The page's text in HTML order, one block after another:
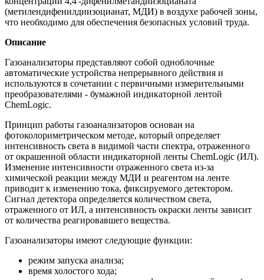
(метилендифенилдиизоцианат, МДИ) в воздухе рабочей зоны,
что необходимо для обеспечения безопасных условий труда.
Описание
Газоанализаторы представляют собой одноблочные
автоматические устройства непрерывного действия и
используются в сочетании с первичными измерительными
преобразователями - бумажной индикаторной лентой
ChemLogic.
Принцип работы газоанализаторов основан на
фотоколориметрическом методе, который определяет
интенсивность света в видимой части спектра, отраженного
от окрашенной области индикаторной ленты ChemLogic (ИЛ).
Изменение интенсивности отраженного света из-за
химической реакции между МДИ и реагентом на ленте
приводит к изменению тока, фиксируемого детектором.
Сигнал детектора определяется количеством света,
отраженного от ИЛ, а интенсивность окраски ленты зависит
от количества реагировавшего вещества.
Газоанализаторы имеют следующие функции:
режим запуска анализа;
время холостого хода;